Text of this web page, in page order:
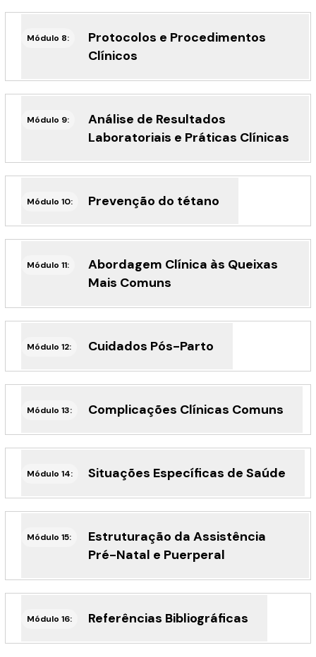
Módulo 8:
Protocolos e Procedimentos
Clínicos
Módulo 9:
Análise de Resultados
Laboratoriais e Práticas Clínicas
Módulo 10: Prevenção do tétano
Módulo 11:
Abordagem Clínica às Queixas
Mais Comuns
Módulo 12: Cuidados Pós-Parto
Módulo 13: Complicações Clínicas Comuns
Módulo 14: Situações Específicas de Saúde
Módulo 15:
Estruturação da Assistência
Pré-Natal e Puerperal
Módulo 16: Referências Bibliográficas